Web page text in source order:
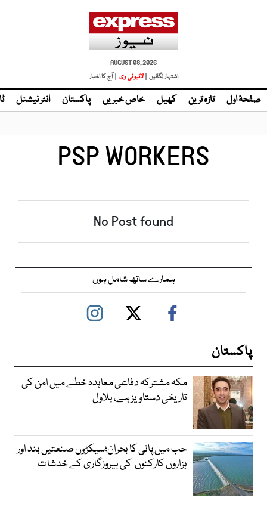
AUGUST 08, 2026
اشتہار لگائیں | لائیو ٹی وی | آج کا اخبار
صفحۂ اول تازہ ترین کھیل خاص خبریں پاکستان انٹر نیشنل
PSP WORKERS
No Post found
ہمارے ساتھ شامل ہوں
پاکستان
مکہ مشترکہ دفاعی معاہدہ خطے میں امن کی
تاریخی دستاویز ہے، بلاول
حب میں پانی کا بحران؛سیکڑوں صنعتیں بند اور
ہزاروں کارکنوں کی بیروزگاری کے خدشات